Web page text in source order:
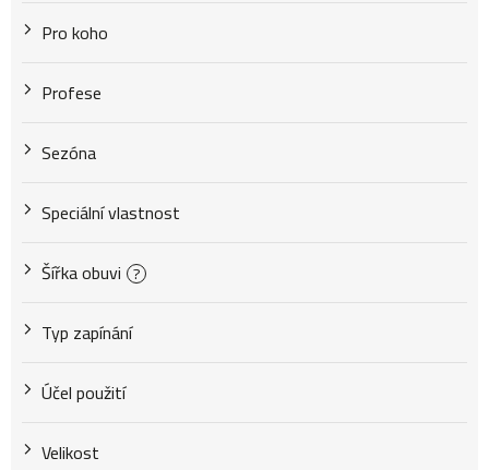
Pro koho
Profese
Sezóna
Speciální vlastnost
Šířka obuvi ?
Typ zapínání
Účel použití
Velikost